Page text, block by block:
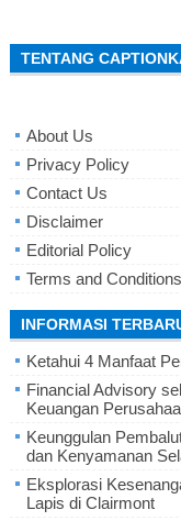
TENTANG
About Us
Privacy Policy
Contact Us
Disclaimer
Editorial Policy
Terms and Conditions
INFORMASI
Ketahui 4 Manfaat
Financial Advisory
Keuangan
Keunggulan
dan Kenyamanan
Eksplorasi
Lapis di Clairmont